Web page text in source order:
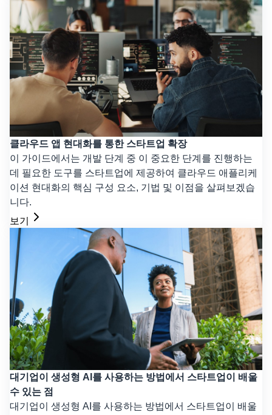
클라우드 앱 현대화를 통한 스타트업 확장
이 가이드에서는 개발 단계 중 이 중요한 단계를 진행하는
데 필요한 도구를 스타트업에 제공하여 클라우드 애플리케
이션 현대화의 핵심 구성 요소, 기법 및 이점을 살펴보겠습
니다.
보기
대기업이 생성형 AI를 사용하는 방법에서 스타트업이 배울
수 있는 점
대기업이 생성형 AI를 사용하는 방법에서 스타트업이 배울